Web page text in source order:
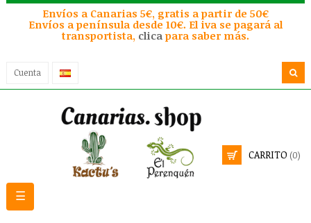
Envíos a Canarias 5€, gratis a partir de 50€
Envíos a península desde 10€. El iva se pagará al
transportista, clica para saber más.
Cuenta
CARRITO (0)
Navegación
de
☰